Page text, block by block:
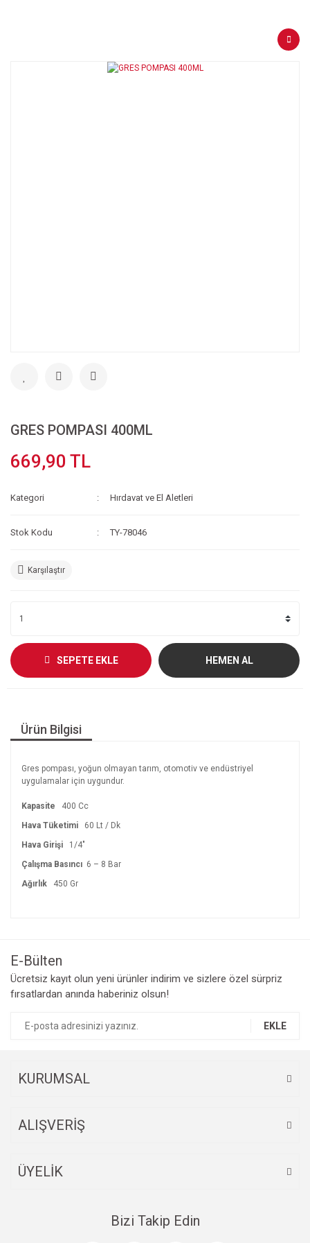
GRES POMPASI 400ML
669,90 TL
Kategori Hırdavat ve El Aletleri
Stok Kodu TY-78046
Karşılaştır
SEPETE EKLE HEMEN AL
Ürün Bilgisi
Gres pompası, yoğun olmayan tarım, otomotiv ve endüstriyel
uygulamalar için uygundur.
Kapasite 400 Cc
Hava Tüketimi 60 Lt / Dk
Hava Girişi 1/4″
Çalışma Basıncı 6 – 8 Bar
Ağırlık 450 Gr
E-Bülten
Ücretsiz kayıt olun yeni ürünler indirim ve sizlere özel sürpriz
fırsatlardan anında haberiniz olsun!
EKLE
KURUMSAL
ALIŞVERİŞ
ÜYELİK
Bizi Takip Edin